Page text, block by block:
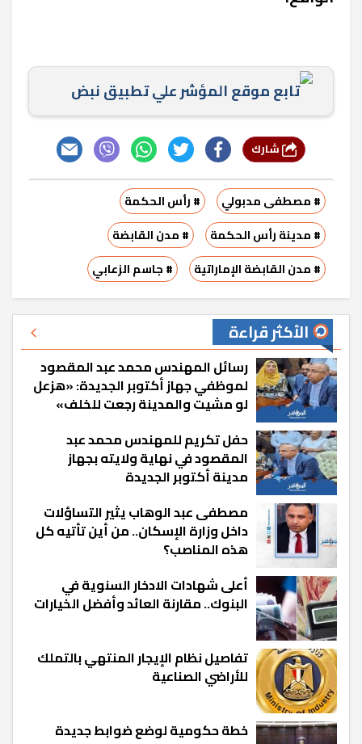
تابع موقع المؤشر علي تطبيق نبض
# مصطفى مدبولي
# رأس الحكمة
# مدينة رأس الحكمة
# مدن القابضة
# مدن القابضة الإماراتية
# جاسم الزعابي
الأكثر قراءة
رسائل المهندس محمد عبد المقصود
لموظفي جهاز أكتوبر الجديدة: «هزعل
لو مشيت والمدينة رجعت للخلف»
حفل تكريم للمهندس محمد عبد
المقصود في نهاية ولايته بجهاز
مدينة أكتوبر الجديدة
مصطفى عبد الوهاب يثير التساؤلات
داخل وزارة الإسكان.. من أين تأتيه كل
هذه المناصب؟
أعلى شهادات الادخار السنوية في
البنوك.. مقارنة العائد وأفضل الخيارات
تفاصيل نظام الإيجار المنتهي بالتملك
للأراضي الصناعية
خطة حكومية لوضع ضوابط جديدة